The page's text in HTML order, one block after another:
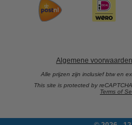
Algemene voorwaarden
Alle prijzen zijn inclusief btw en
This site is protected by
Terms of